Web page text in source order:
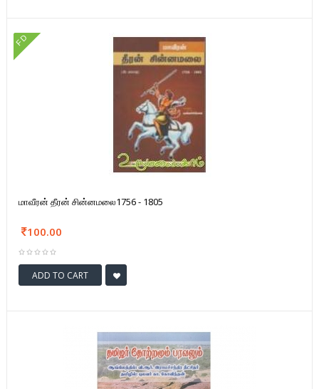
FD
மாவீரன் தீரன் சின்னமலை1756 - 1805
100.00
ADD TO CART